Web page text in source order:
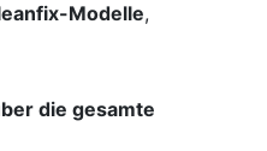
Modelle,
die gesamte